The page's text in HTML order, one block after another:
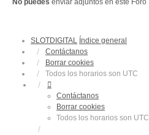
No puedes enviar adjuntos en este Foro
SLOTDIGITAL Índice general
Contáctanos
Borrar cookies
Todos los horarios son UTC
Contáctanos
Borrar cookies
Todos los horarios son UTC